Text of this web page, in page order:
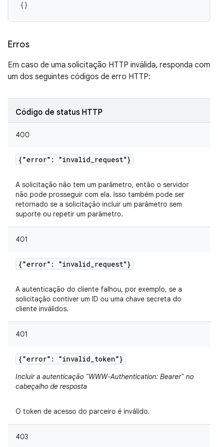
{}
Erros
Em caso de uma solicitação HTTP inválida, responda com
um dos seguintes códigos de erro HTTP:
Código de status HTTP
400
{"error": "invalid_request"}
A solicitação não tem um parâmetro, então o servidor
não pode prosseguir com ela. Isso também pode ser
retornado se a solicitação incluir um parâmetro sem
suporte ou repetir um parâmetro.
401
{"error": "invalid_request"}
A autenticação do cliente falhou, por exemplo, se a
solicitação contiver um ID ou uma chave secreta do
cliente inválidos.
401
{"error": "invalid_token"}
Incluir a autenticação "WWW-Authentication: Bearer" no
cabeçalho de resposta
O token de acesso do parceiro é inválido.
403